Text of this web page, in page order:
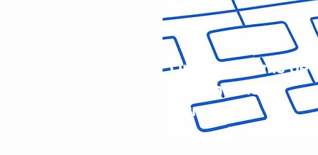
Organigramme de
l'organisme de
formation